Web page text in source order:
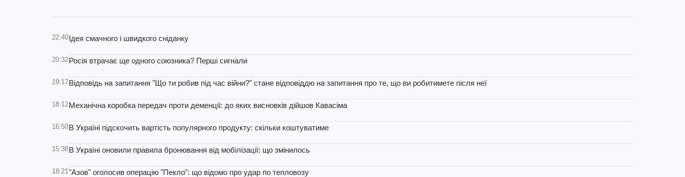
22:40Ідея смачного і швидкого сніданку
20:32Росія втрачає ще одного союзника? Перші сигнали
19:17Відповідь на запитання "Що ти робив під час війни?" стане відповіддю на запитання про те, що ви робитимете після неї
18:12Механічна коробка передач проти деменції: до яких висновків дійшов Кавасіма
16:50В Україні підскочить вартість популярного продукту: скільки коштуватиме
15:38В Україні оновили правила бронювання від мобілізації: що змінилось
18:21"Азов" оголосив операцію "Пекло": що відомо про удар по тепловозу